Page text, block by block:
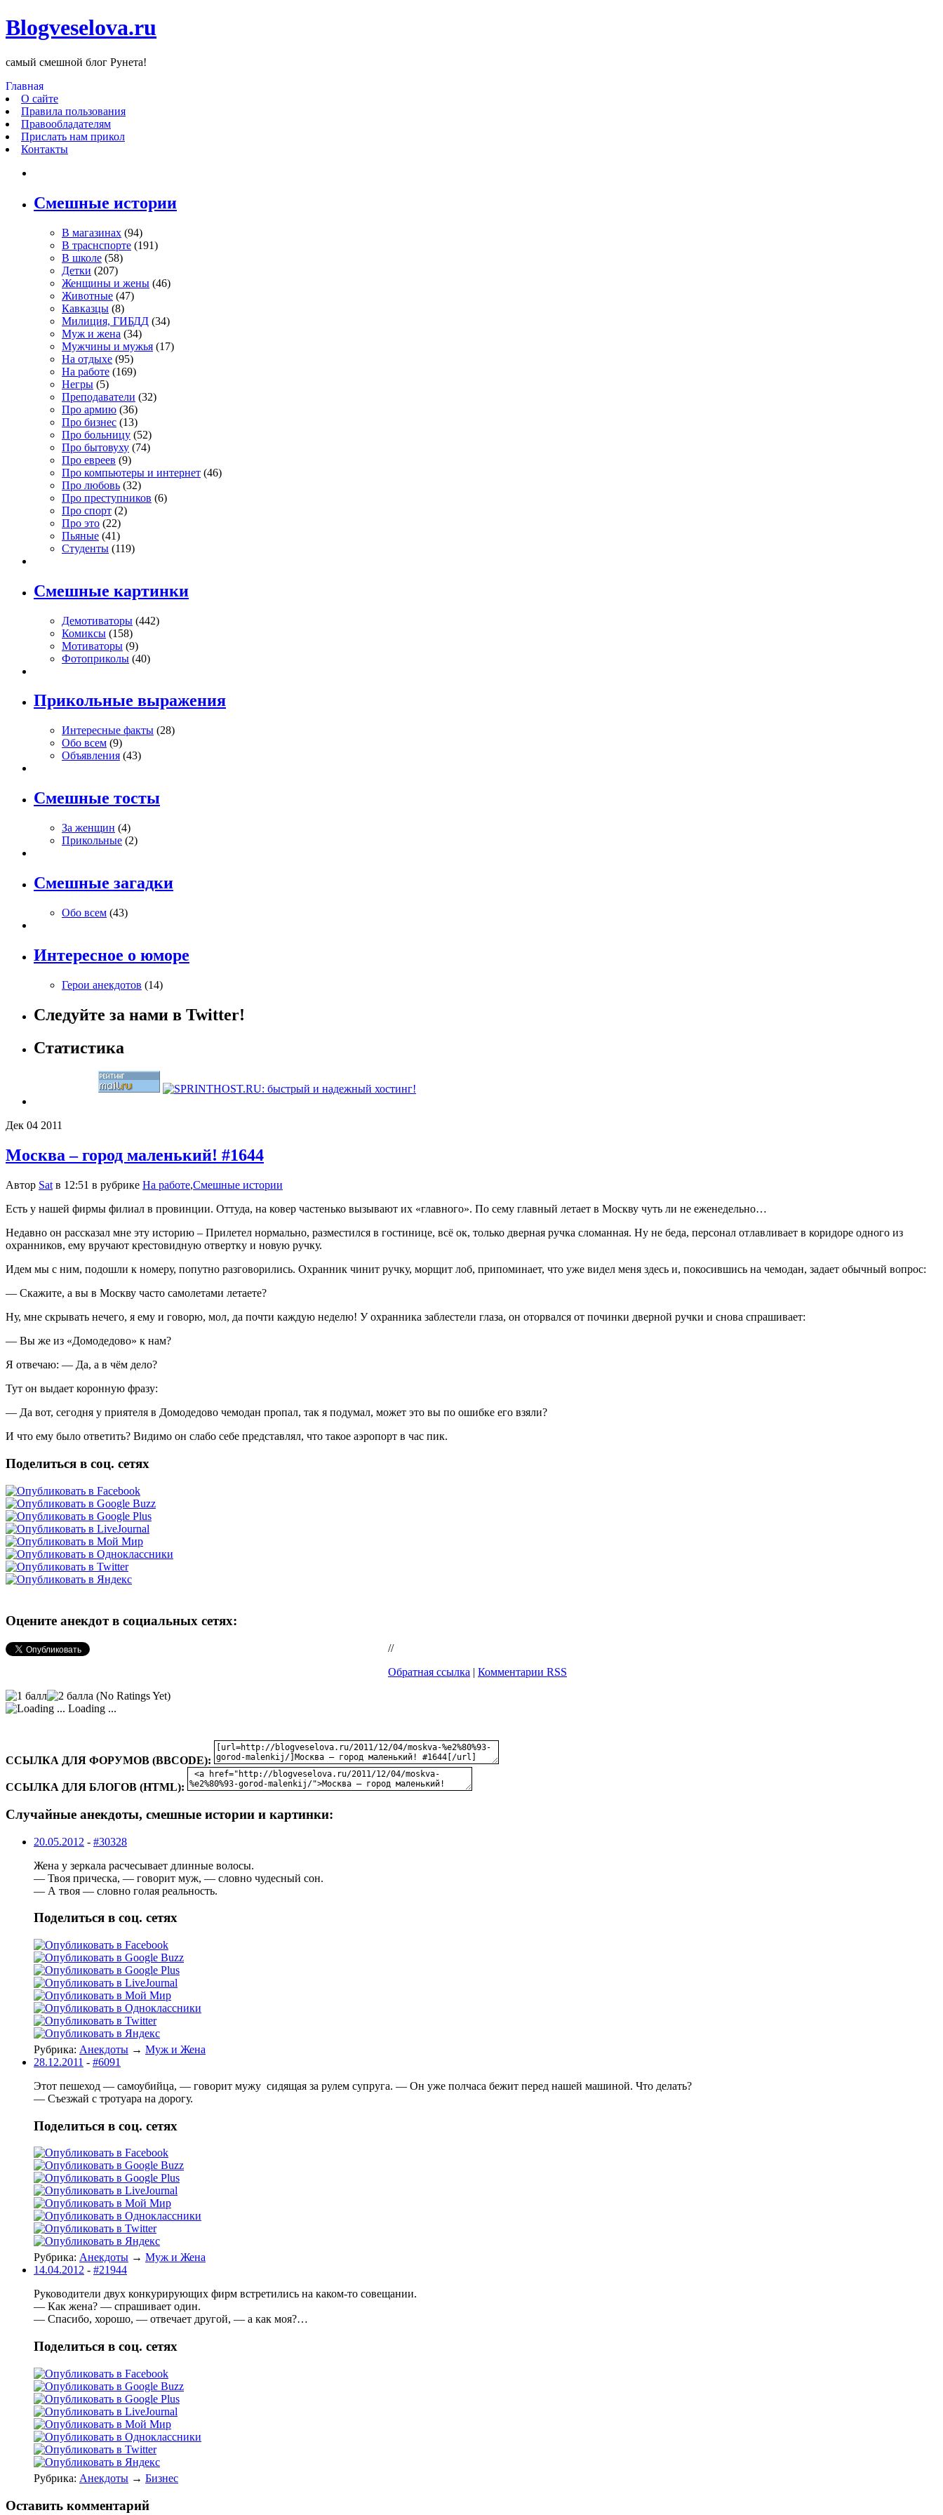
Blogveselova.ru
самый смешной блог Рунета!
Главная
О сайте
Правила пользования
Правообладателям
Прислать нам прикол
Контакты
Смешные истории
В магазинах (94)
В траснспорте (191)
В школе (58)
Детки (207)
Женщины и жены (46)
Животные (47)
Кавказцы (8)
Милиция, ГИБДД (34)
Муж и жена (34)
Мужчины и мужья (17)
На отдыхе (95)
На работе (169)
Негры (5)
Преподаватели (32)
Про армию (36)
Про бизнес (13)
Про больницу (52)
Про бытовуху (74)
Про евреев (9)
Про компьютеры и интернет (46)
Про любовь (32)
Про преступников (6)
Про спорт (2)
Про это (22)
Пьяные (41)
Студенты (119)
Смешные картинки
Демотиваторы (442)
Комиксы (158)
Мотиваторы (9)
Фотоприколы (40)
Прикольные выражения
Интересные факты (28)
Обо всем (9)
Объявления (43)
Смешные тосты
За женщин (4)
Прикольные (2)
Смешные загадки
Обо всем (43)
Интересное о юморе
Герои анекдотов (14)
Следуйте за нами в Twitter!
Статистика
Дек 04 2011
Москва – город маленький! #1644
Автор Sat в 12:51 в рубрике На работе,Смешные истории
Есть у нашей фирмы филиал в провинции. Оттуда, на ковер частенько вызывают их «главного». По сему главный летает в Москву чуть ли не еженедельно…
Недавно он рассказал мне эту историю – Прилетел нормально, разместился в гостинице, всё ок, только дверная ручка сломанная. Ну не беда, персонал отлавливает в коридоре одного из
охранников, ему вручают крестовидную отвертку и новую ручку.
Идем мы с ним, подошли к номеру, попутно разговорились. Охранник чинит ручку, морщит лоб, припоминает, что уже видел меня здесь и, покосившись на чемодан, задает обычный вопрос:
— Скажите, а вы в Москву часто самолетами летаете?
Ну, мне скрывать нечего, я ему и говорю, мол, да почти каждую неделю! У охранника заблестели глаза, он оторвался от починки дверной ручки и снова спрашивает:
— Вы же из «Домодедово» к нам?
Я отвечаю: — Да, а в чём дело?
Тут он выдает коронную фразу:
— Да вот, сегодня у приятеля в Домодедово чемодан пропал, так я подумал, может это вы по ошибке его взяли?
И что ему было ответить? Видимо он слабо себе представлял, что такое аэропорт в час пик.
Поделиться в соц. сетях
Оцените анекдот в социальных сетях:
//
Обратная ссылка | Комментарии RSS
(No Ratings Yet)
Loading ...
ССЫЛКА ДЛЯ ФОРУМОВ (BBCODE):
ССЫЛКА ДЛЯ БЛОГОВ (HTML):
Случайные анекдоты, смешные истории и картинки:
20.05.2012 - #30328
Жена у зеркала расчесывает длинные волосы.
— Твоя прическа, — говорит муж, — словно чудесный сон.
— А твоя — словно голая реальность.
Поделиться в соц. сетях
Рубрика: Анекдоты → Муж и Жена
28.12.2011 - #6091
Этот пешеход — самоубийца, — говорит мужу сидящая за рулем супруга. — Он уже полчаса бежит перед нашей машиной. Что делать?
— Съезжай с тротуара на дорогу.
Поделиться в соц. сетях
Рубрика: Анекдоты → Муж и Жена
14.04.2012 - #21944
Руководители двух конкурирующих фирм встретились на каком-то совещании.
— Как жена? — спрашивает один.
— Спасибо, хорошо, — отвечает другой, — а как моя?…
Поделиться в соц. сетях
Рубрика: Анекдоты → Бизнес
Оставить комментарий